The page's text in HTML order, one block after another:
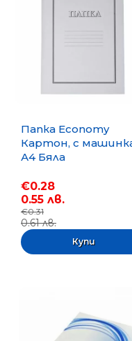
Папка Economy
Картон, с
А4 Бяла
€0.28
0.55 лв.
€0.31
0.61 лв.